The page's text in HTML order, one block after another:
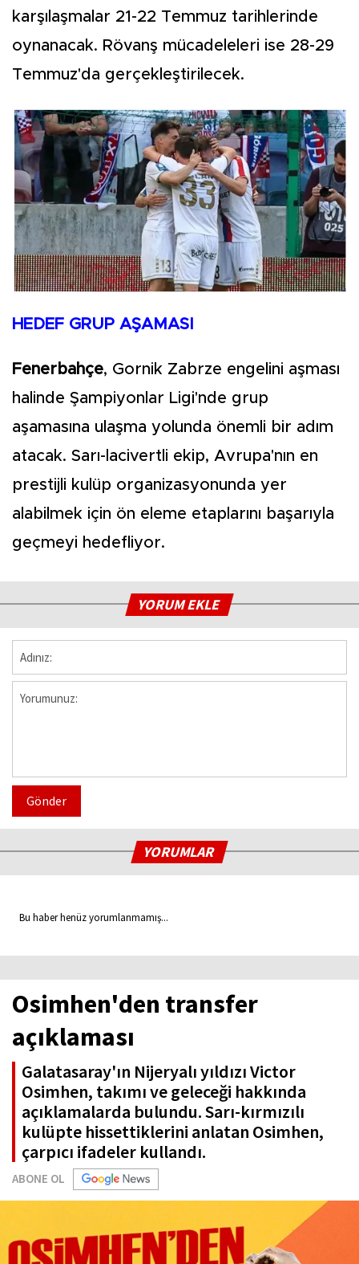
karşılaşmalar 21-22 Temmuz tarihlerinde
oynanacak. Rövanş mücadeleleri ise 28-29
Temmuz'da gerçekleştirilecek.
HEDEF GRUP AŞAMASI
Fenerbahçe, Gornik Zabrze engelini aşması
halinde Şampiyonlar Ligi'nde grup
aşamasına ulaşma yolunda önemli bir adım
atacak. Sarı-lacivertli ekip, Avrupa'nın en
prestijli kulüp organizasyonunda yer
alabilmek için ön eleme etaplarını başarıyla
geçmeyi hedefliyor.
YORUM EKLE
Gönder
YORUMLAR
Bu haber henüz yorumlanmamış...
Osimhen'den transfer
açıklaması
Galatasaray'ın Nijeryalı yıldızı Victor
Osimhen, takımı ve geleceği hakkında
açıklamalarda bulundu. Sarı-kırmızılı
kulüpte hissettiklerini anlatan Osimhen,
çarpıcı ifadeler kullandı.
ABONE OL